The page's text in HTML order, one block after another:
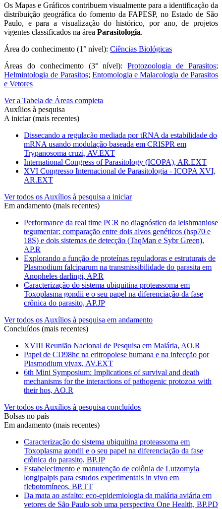
Os Mapas e Gráficos contribuem visualmente para a identificação da
distribuição geográfica do fomento da FAPESP, no Estado de São
Paulo, e para a visualização do histórico, por ano, de projetos
vigentes classificados na área Parasitologia.
Área do conhecimento (1° nível): Ciências Biológicas
Áreas do conhecimento (3° nível):Protozoologia de Parasitos;
Helmintologia de Parasitos; Entomologia e Malacologia de Parasitos
e Vetores
Ver a Tabela de Áreas completa
Auxílios à pesquisa
A iniciar (mais recentes)
Dissecando a regulação mediada por tRNA da estabilidade do
mRNA usando modulação baseada em CRISPR em
Trypanosoma cruzi, AV.EXT
International Congress of Parasitology (ICOPA), AR.EXT
XVI Congresso Internacional de Parasitologia - ICOPA XVI,
AR.EXT
Ver todos os Auxílios à pesquisa a iniciar
Em andamento (mais recentes)
Performance da real time PCR no diagnóstico da leishmaniose
tegumentar: comparação entre dois alvos genéticos (hsp70 e
18S) e dois sistemas de detecção (TaqMan e Sybr Green),
AP.R
Explorando a função de proteínas reguladoras e estruturais de
Plasmodium falciparum na transmissibilidade do parasita em
Anopheles darlingi, AP.R
Caracterização do sistema ubiquitina proteassoma em
Toxoplasma gondii e o seu papel na diferenciação da fase
crônica do parasito, AP.JP
Ver todos os Auxílios à pesquisa em andamento
Concluídos (mais recentes)
XVIII Reunião Nacional de Pesquisa em Malária, AO.R
Papel de CD98hc na eritropoiese humana e na infecção por
Plasmodium vivax, AV.EXT
6th Mini Symposium: Implications of survival and death
mechanisms for the interactions of pathogenic protozoa with
their hos, AO.R
Ver todos os Auxílios à pesquisa concluídos
Bolsas no país
Em andamento (mais recentes)
Caracterização do sistema ubiquitina proteassoma em
Toxoplasma gondii e o seu papel na diferenciação da fase
crônica do parasito, BP.JP
Estabelecimento e manutenção de colônia de Lutzomyia
longipalpis para estudos experimentais in vivo em
flebotomíneos, BP.TT
Da mata ao asfalto: eco-epidemiologia da malária aviária em
vetores de São Paulo sob uma perspectiva One Health, BP.PD